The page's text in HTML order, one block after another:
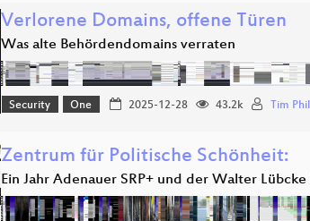
Verlorene Domains, offene Türen
Was alte Behördendomains verraten
Security One 2025-12-28 43.2k Tim
Zentrum für Politische Schönheit:
Ein Jahr Adenauer SRP+ und der Walter